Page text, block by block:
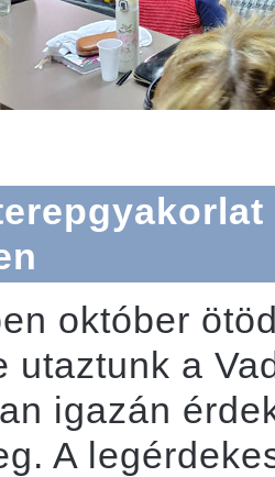
október
utaztunk a
igazán
A